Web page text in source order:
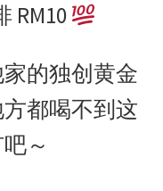
RM10
的独创黄金
都喝不到这
～